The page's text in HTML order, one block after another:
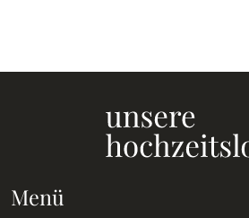
Menü